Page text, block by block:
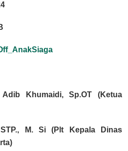
Khumaidi, Sp.OT (Ketua
M. Si (Plt Kepala Dinas